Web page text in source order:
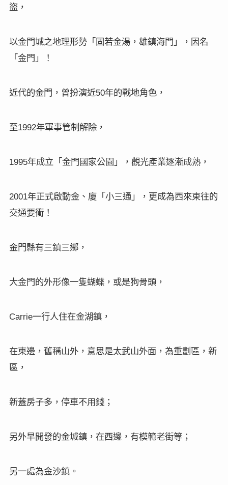
盜，
以金門城之地理形勢「固若金湯，雄鎮海門」，因名
「金門」！
近代的金門，曾扮演近50年的戰地角色，
至1992年軍事管制解除，
1995年成立「金門國家公園」，觀光產業逐漸成熟，
2001年正式啟動金、廈「小三通」，更成為西來東往的
交通要衝！
金門縣有三鎮三鄉，
大金門的外形像一隻蝴蝶，或是狗骨頭，
Carrie一行人住在金湖鎮，
在東邊，舊稱山外，意思是太武山外面，為重劃區，新
區，
新蓋房子多，停車不用錢；
另外早開發的金城鎮，在西邊，有模範老街等；
另一處為金沙鎮。